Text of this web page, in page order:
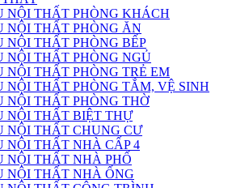
NỘI THẤT PHÒNG KHÁCH
NỘI THẤT PHÒNG ĂN
NỘI THẤT PHÒNG BẾP
NỘI THẤT PHÒNG NGỦ
NỘI THẤT PHÒNG TRẺ EM
NỘI THẤT PHÒNG TẮM, VỆ SINH
NỘI THẤT PHÒNG THỜ
NỘI THẤT BIỆT THỰ
NỘI THẤT CHUNG CƯ
NỘI THẤT NHÀ CẤP 4
NỘI THẤT NHÀ PHỐ
NỘI THẤT NHÀ ỐNG